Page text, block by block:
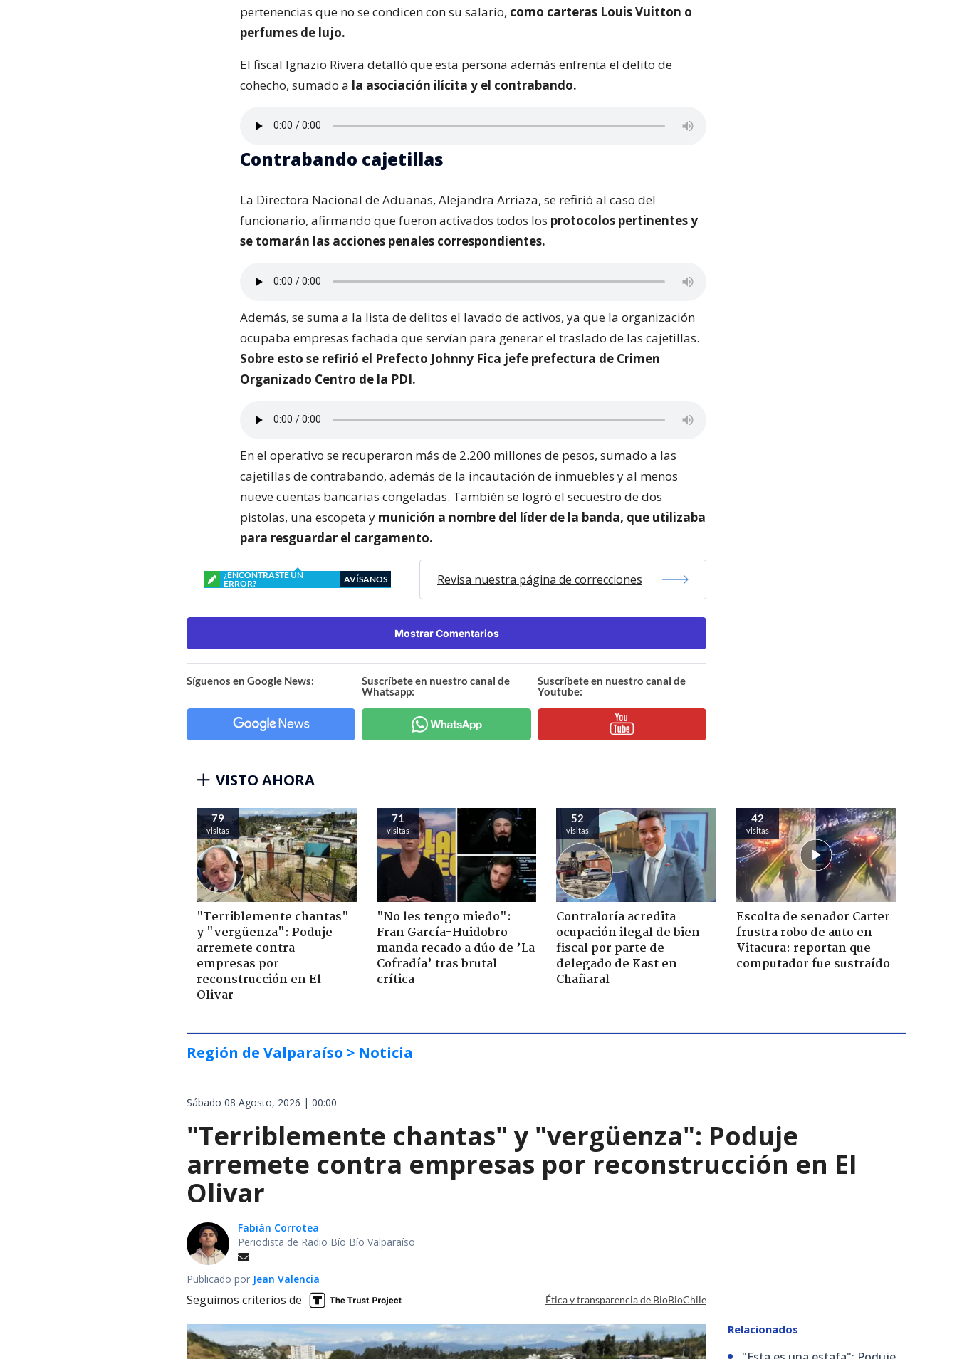
pertenencias que no se condicen con su salario, como carteras Louis Vuitton o
perfumes de lujo.
El fiscal Ignazio Rivera detalló que esta persona además enfrenta el delito de
cohecho, sumado a la asociación ilícita y el contrabando.
Contrabando cajetillas
La Directora Nacional de Aduanas, Alejandra Arriaza, se refirió al caso del
funcionario, afirmando que fueron activados todos los protocolos pertinentes y
se tomarán las acciones penales correspondientes.
Además, se suma a la lista de delitos el lavado de activos, ya que la organización
ocupaba empresas fachada que servían para generar el traslado de las cajetillas.
Sobre esto se refirió el Prefecto Johnny Fica jefe prefectura de Crimen
Organizado Centro de la PDI.
En el operativo se recuperaron más de 2.200 millones de pesos, sumado a las
cajetillas de contrabando, además de la incautación de inmuebles y al menos
nueve cuentas bancarias congeladas. También se logró el secuestro de dos
pistolas, una escopeta y munición a nombre del líder de la banda, que utilizaba
para resguardar el cargamento.
¿ENCONTRASTE UN
ERROR?
AVÍSANOS Revisa nuestra página de correcciones
Mostrar Comentarios
Síguenos en Google News:
Suscríbete en nuestro canal de
Whatsapp:
Suscríbete en nuestro canal de
Youtube:
VISTO AHORA
79
visitas
"Terriblemente chantas"
y "vergüenza": Poduje
arremete contra
empresas por
reconstrucción en El
Olivar
71
visitas
"No les tengo miedo":
Fran García-Huidobro
manda recado a dúo de ’La
Cofradía’ tras brutal
crítica
52
visitas
Contraloría acredita
ocupación ilegal de bien
fiscal por parte de
delegado de Kast en
Chañaral
42
visitas
Escolta de senador Carter
frustra robo de auto en
Vitacura: reportan que
computador fue sustraído
Región de Valparaíso > Noticia
Sábado 08 Agosto, 2026 | 00:00
"Terriblemente chantas" y "vergüenza": Poduje
arremete contra empresas por reconstrucción en El
Olivar
Fabián Corrotea
Periodista de Radio Bío Bío Valparaíso
Publicado por Jean Valencia
Seguimos criterios de Ética y transparencia de BioBioChile
Relacionados